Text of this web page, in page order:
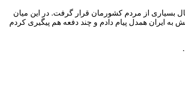
بسیاری از مردم کشورمان قرار گرفت. در این میان
به ایران همدل پیام دادم و چند دفعه هم پیگیری کردم